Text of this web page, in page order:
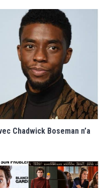
Chadwick Boseman n’a